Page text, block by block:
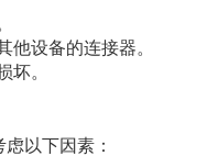
他设备的连接器。
坏。
以下因素：